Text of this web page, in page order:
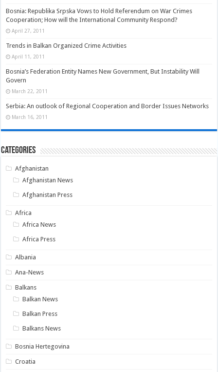
Bosnia: Republika Srpska Vows to Hold Referendum on War Crimes
Cooperation; How will the International Community Respond?
April 27, 2011
Trends in Balkan Organized Crime Activities
April 11, 2011
Bosnia’s Federation Entity Names New Government, But Instability Will
Govern
March 22, 2011
Serbia: An outlook of Regional Cooperation and Border Issues Networks
March 16, 2011
Categories
Afghanistan
Afghanistan News
Afghanistan Press
Africa
Africa News
Africa Press
Albania
Ana-News
Balkans
Balkan News
Balkan Press
Balkans News
Bosnia Hertegovina
Croatia